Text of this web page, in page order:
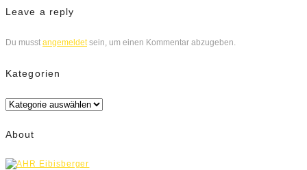
Leave a reply
Du musst angemeldetsein, um einen Kommentar abzugeben.
Kategorien
Kategorien
About